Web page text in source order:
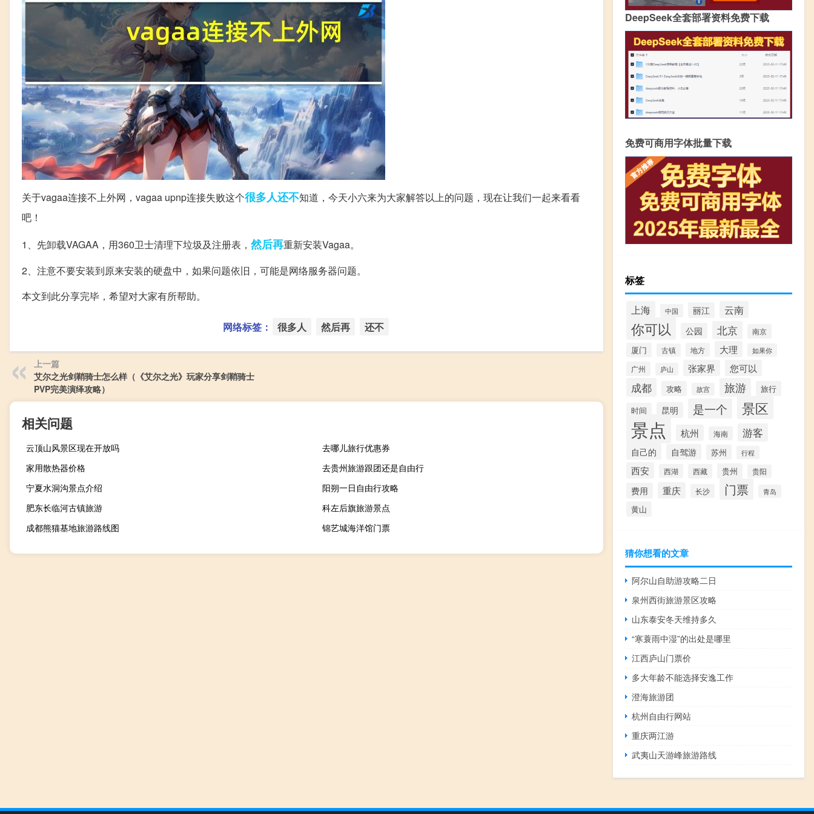
关于vagaa连接不上外网，vagaa upnp连接失败这个很多人还不知道，今天小六来为大家解答以上的问题，现在让我们一起来看看
吧！
1、先卸载VAGAA，用360卫士清理下垃圾及注册表， 然后再重新安装Vagaa。
2、注意不要安装到原来安装的硬盘中，如果问题依旧，可能是网络服务器问题。
本文到此分享完毕，希望对大家有所帮助。
网络标签： 很多人 然后再 还不
上一篇
艾尔之光剑鞘骑士怎么样（《艾尔之光》玩家分享剑鞘骑士
PVP完美演绎攻略）
相关问题
云顶山风景区现在开放吗
去哪儿旅行优惠券
家用散热器价格
去贵州旅游跟团还是自由行
宁夏水洞沟景点介绍
阳朔一日自由行攻略
肥东长临河古镇旅游
科左后旗旅游景点
成都熊猫基地旅游路线图
锦艺城海洋馆门票
DeepSeek全套部署资料免费下载
免费可商用字体批量下载
标签
上海 中国 丽江 云南
你可以 公园 北京
南京
厦门
古镇 地方 大理 如果你
广州 庐山 张家界 您可以
成都 攻略 故宫 旅游
旅行
时间
昆明 是一个 景区
景点 杭州 海南 游客
自己的 自驾游 苏州 行程
西安 西湖 西藏 贵州 贵阳
费用 重庆 长沙 门票 青岛
黄山
猜你想看的文章
阿尔山自助游攻略二日
泉州西街旅游景区攻略
山东泰安冬天维持多久
“寒蓑雨中湿”的出处是哪里
江西庐山门票价
多大年龄不能选择安逸工作
澄海旅游团
杭州自由行网站
重庆两江游
武夷山天游峰旅游路线